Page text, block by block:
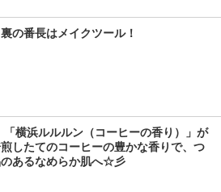
の番長はメイクツール！
「横浜ルルルン（コーヒーの香り）」が
したてのコーヒーの豊かな香りで、つ
あるなめらか肌へ☆彡